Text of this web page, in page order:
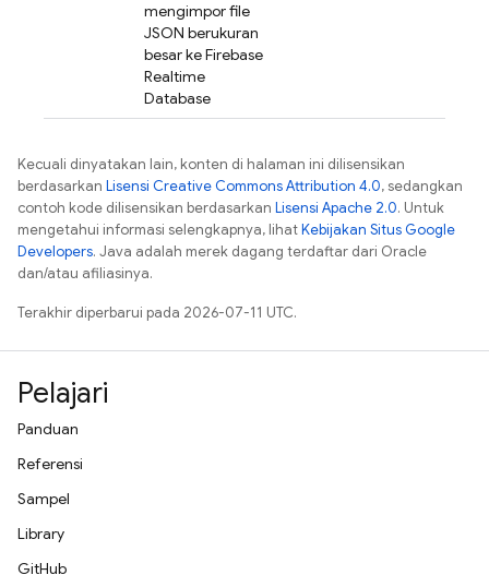
mengimpor file
JSON berukuran
besar keFirebase
Realtime
Database
Kecuali dinyatakan lain, konten di halaman ini dilisensikan
berdasarkan Lisensi Creative Commons Attribution 4.0, sedangkan
contoh kode dilisensikan berdasarkan Lisensi Apache 2.0. Untuk
mengetahui informasi selengkapnya, lihatKebijakan Situs Google
Developers. Java adalah merek dagang terdaftar dari Oracle
dan/atau afiliasinya.
Terakhir diperbarui pada 2026-07-11 UTC.
Pelajari
Panduan
Referensi
Sampel
Library
GitHub